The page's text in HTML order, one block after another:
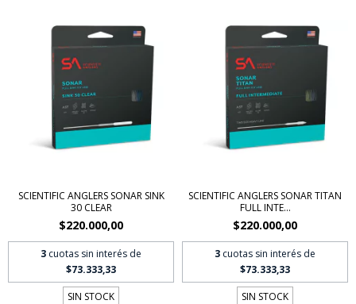
SCIENTIFIC ANGLERS SONAR SINK
30 CLEAR
$220.000,00
3 cuotas sin interés de
$73.333,33
SIN STOCK
SCIENTIFIC ANGLERS SONAR TITAN
FULL INTE...
$220.000,00
3 cuotas sin interés de
$73.333,33
SIN STOCK